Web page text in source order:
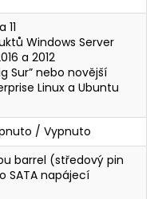
11
Windows Server
a 2012
Sur” nebo novější
Linux a Ubuntu
/ Vypnuto
barrel (středový pin
SATA napájecí